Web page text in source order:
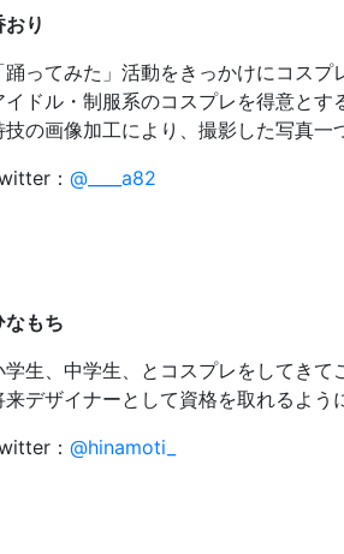
おり
踊ってみた」活動をきっかけにコスプ
イドル・制服系のコスプレを得意とす
技の画像加工により、撮影した写真一
： @____a82
なもち
学生、中学生、とコスプレをしてきて
来デザイナーとして資格を取れるよう
： @hinamoti_